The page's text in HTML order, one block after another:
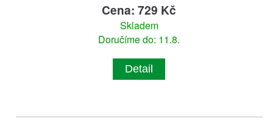
Cena: 729 Kč
Skladem
Doručíme do: 11.8.
Detail